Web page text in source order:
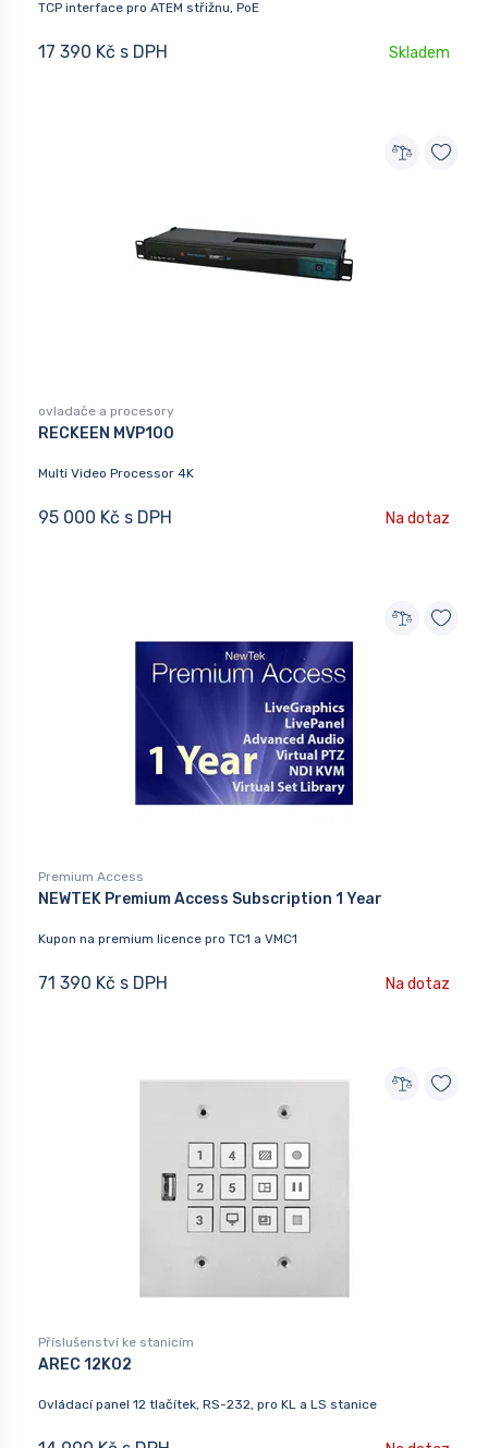
TCP interface pro ATEM střižnu, PoE
17 390 Kč s DPH Skladem
ovladače a procesory
RECKEEN MVP100
Multi Video Processor 4K
95 000 Kč s DPH Na dotaz
Premium Access
NEWTEK Premium Access Subscription 1 Year
Kupon na premium licence pro TC1 a VMC1
71 390 Kč s DPH Na dotaz
Příslušenství ke stanicím
AREC 12K02
Ovládací panel 12 tlačítek, RS-232, pro KL a LS stanice